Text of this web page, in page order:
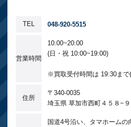
TEL 048-920-5515
営業時間
10:00~20:00
(日・祝 10:00~19:00)
※買取受付時間は 19:30まで
住所
〒340-0035
埼玉県 草加市西町４５８−９
国道4号沿い、タマホームの